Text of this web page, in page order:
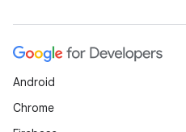
Android
Chrome